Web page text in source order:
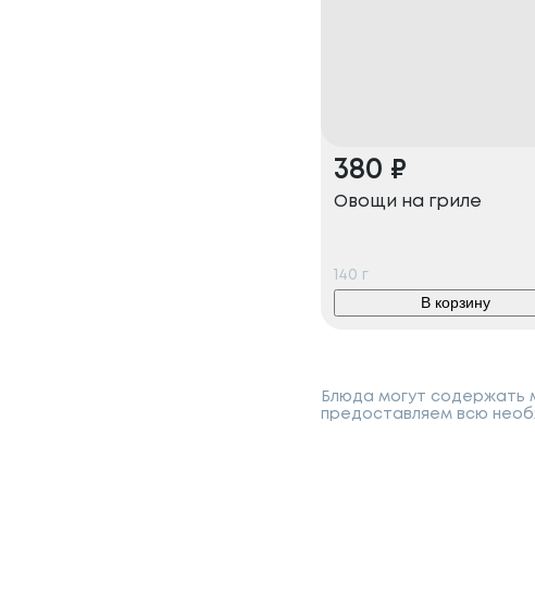
380 ₽
Овощи на гриле
140 г
В корзину
Блюда могут содержать
предоставляем всю